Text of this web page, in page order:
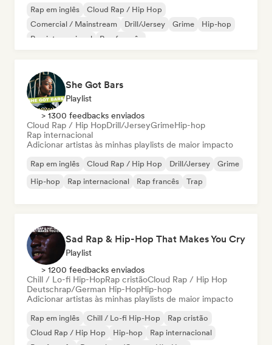
Rap em inglês
Cloud Rap / Hip Hop
Comercial / Mainstream
Drill/Jersey Grime
Hip-hop
Rap internacional
Rap francês
She Got Bars
Playlist
> 1300 feedbacks enviados
Cloud Rap / Hip HopDrill/JerseyGrimeHip-hop
Rap internacional
Adicionar artistas às minhas playlists de maior impacto
Rap em inglês Cloud Rap / Hip Hop Drill/Jersey
Grime
Hip-hop
Rap internacional Rap francês Trap
Sad Rap & Hip-Hop That Makes You Cry
Playlist
> 1200 feedbacks enviados
Chill / Lo-fi Hip-HopRap cristãoCloud Rap / Hip Hop
Deutschrap/German Hip-HopHip-hop
Adicionar artistas às minhas playlists de maior impacto
Rap em inglês Chill / Lo-fi Hip-Hop
Rap cristão
Cloud Rap / Hip Hop
Hip-hop
Rap internacional